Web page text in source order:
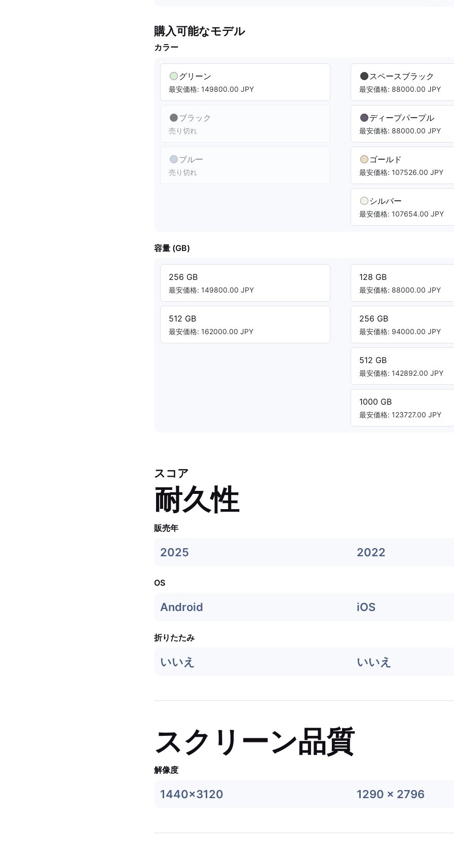
購入可能なモデル
カラー
グリーン
最安価格: 149800.00 JPY
ブラック
売り切れ
ブルー
売り切れ
スペースブラック
最安価格: 88000.00 JPY
ディープパープル
最安価格: 88000.00 JPY
ゴールド
最安価格: 107526.00 JPY
シルバー
最安価格: 107654.00 JPY
容量 (GB)
256 GB
最安価格: 149800.00 JPY
512 GB
最安価格: 162000.00 JPY
128 GB
最安価格: 88000.00 JPY
256 GB
最安価格: 94000.00 JPY
512 GB
最安価格: 142892.00 JPY
1000 GB
最安価格: 123727.00 JPY
スコア
耐久性
販売年
2025 2022
OS
Android iOS
折りたたみ
いいえ いいえ
スクリーン品質
解像度
1440x3120 1290 x 2796